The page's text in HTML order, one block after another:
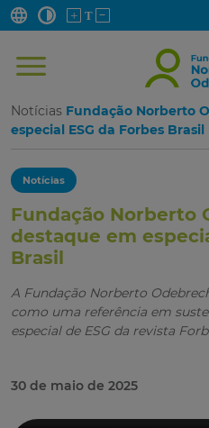
Notícias Fundação Norberto
especial ESG da Forbes Brasil
Notícias
Fundação Norberto
destaque em
Brasil
A Fundação Norberto
como uma referência em
especial de ESG da revista
30 de maio de 2025